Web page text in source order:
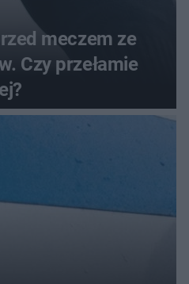
meczem ze
Czy przełamie